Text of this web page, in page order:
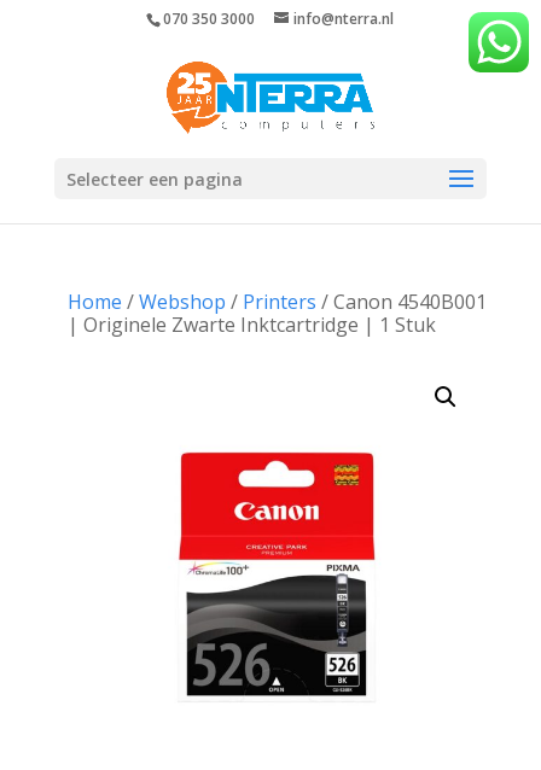
070 350 3000 info@nterra.nl
Selecteer een pagina
Home /Webshop / Printers / Canon 4540B001
| Originele Zwarte Inktcartridge | 1 Stuk